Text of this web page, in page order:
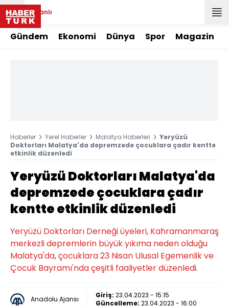
Canlı
Gündem Ekonomi Dünya Spor Magazin
Haberler Yerel Haberler Malatya Haberleri
Yeryüzü
Doktorları Malatya'da depremzede çocuklara çadır kentte
etkinlik düzenledi
Yeryüzü Doktorları Malatya'da
depremzede çocuklara çadır
kentte etkinlik düzenledi
Yeryüzü Doktorları Derneği üyeleri, Kahramanmaraş
merkezli depremlerin büyük yıkıma neden olduğu
Malatya'da, çocuklara 23 Nisan Ulusal Egemenlik ve
Çocuk Bayramı'nda çeşitli faaliyetler düzenledi.
Anadolu Ajansı Giriş: 23.04.2023 - 15:15
Güncelleme: 23.04.2023 - 16:00